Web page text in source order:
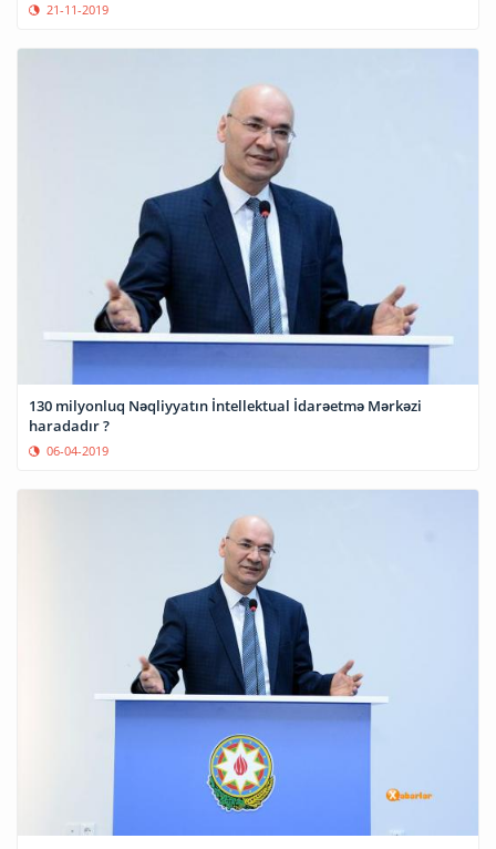
21-11-2019
130 milyonluq Nəqliyyatın İntellektual İdarəetmə Mərkəzi
haradadır ?
06-04-2019